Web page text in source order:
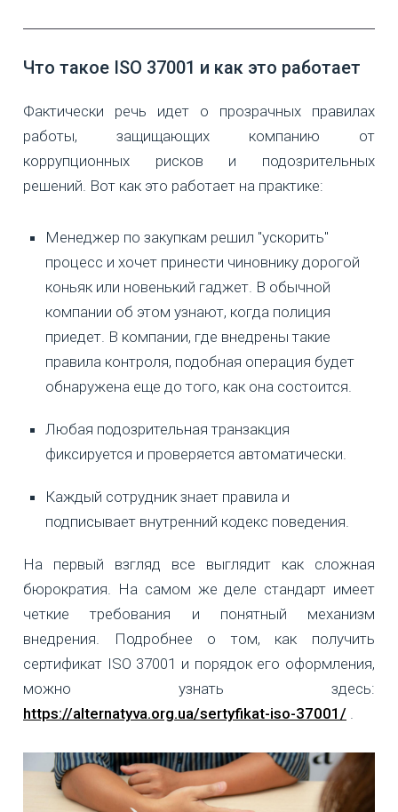
Что такое ISO 37001 и как это работает
Фактически речь идет о прозрачных правилах
работы, защищающих компанию от
коррупционных рисков и подозрительных
решений. Вот как это работает на практике:
Менеджер по закупкам решил "ускорить"
процесс и хочет принести чиновнику дорогой
коньяк или новенький гаджет. В обычной
компании об этом узнают, когда полиция
приедет. В компании, где внедрены такие
правила контроля, подобная операция будет
обнаружена еще до того, как она состоится.
Любая подозрительная транзакция
фиксируется и проверяется автоматически.
Каждый сотрудник знает правила и
подписывает внутренний кодекс поведения.
На первый взгляд все выглядит как сложная
бюрократия. На самом же деле стандарт имеет
четкие требования и понятный механизм
внедрения. Подробнее о том, как получить
сертификат ISO 37001 и порядок его оформления,
можно узнать здесь:
https://alternatyva.org.ua/sertyfikat-iso-37001/